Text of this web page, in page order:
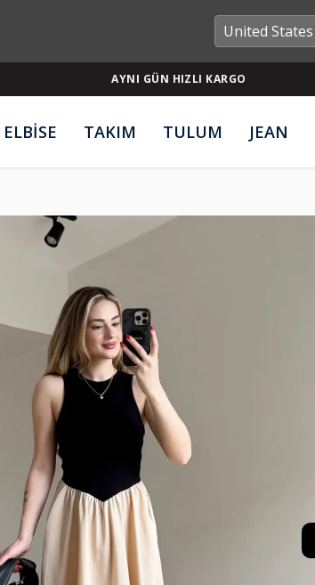
AYNI GÜN HIZLI KARGO
ELBİSE TAKIM TULUM JEAN